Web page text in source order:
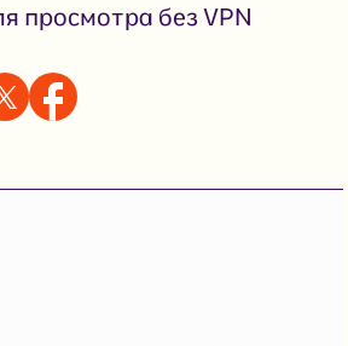
просмотра без VPN